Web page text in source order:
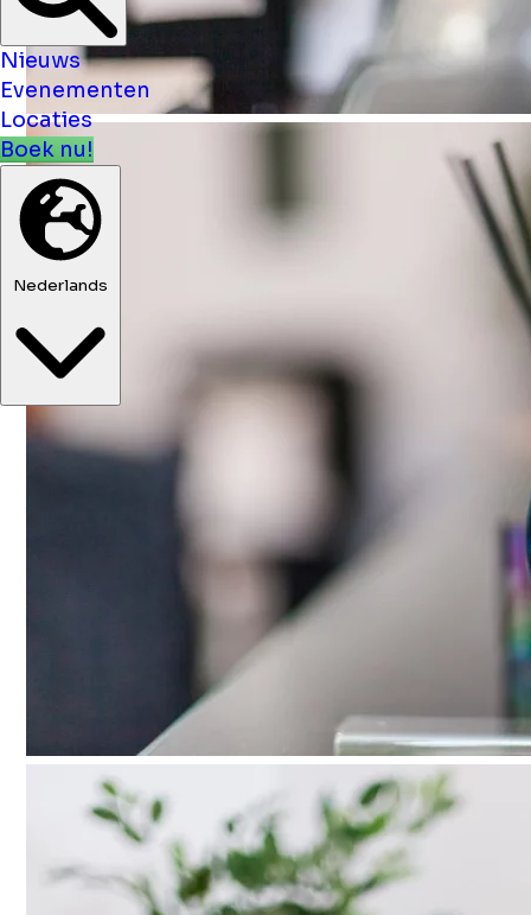
Nieuws
Evenementen
Locaties
Boek nu!
Nederlands